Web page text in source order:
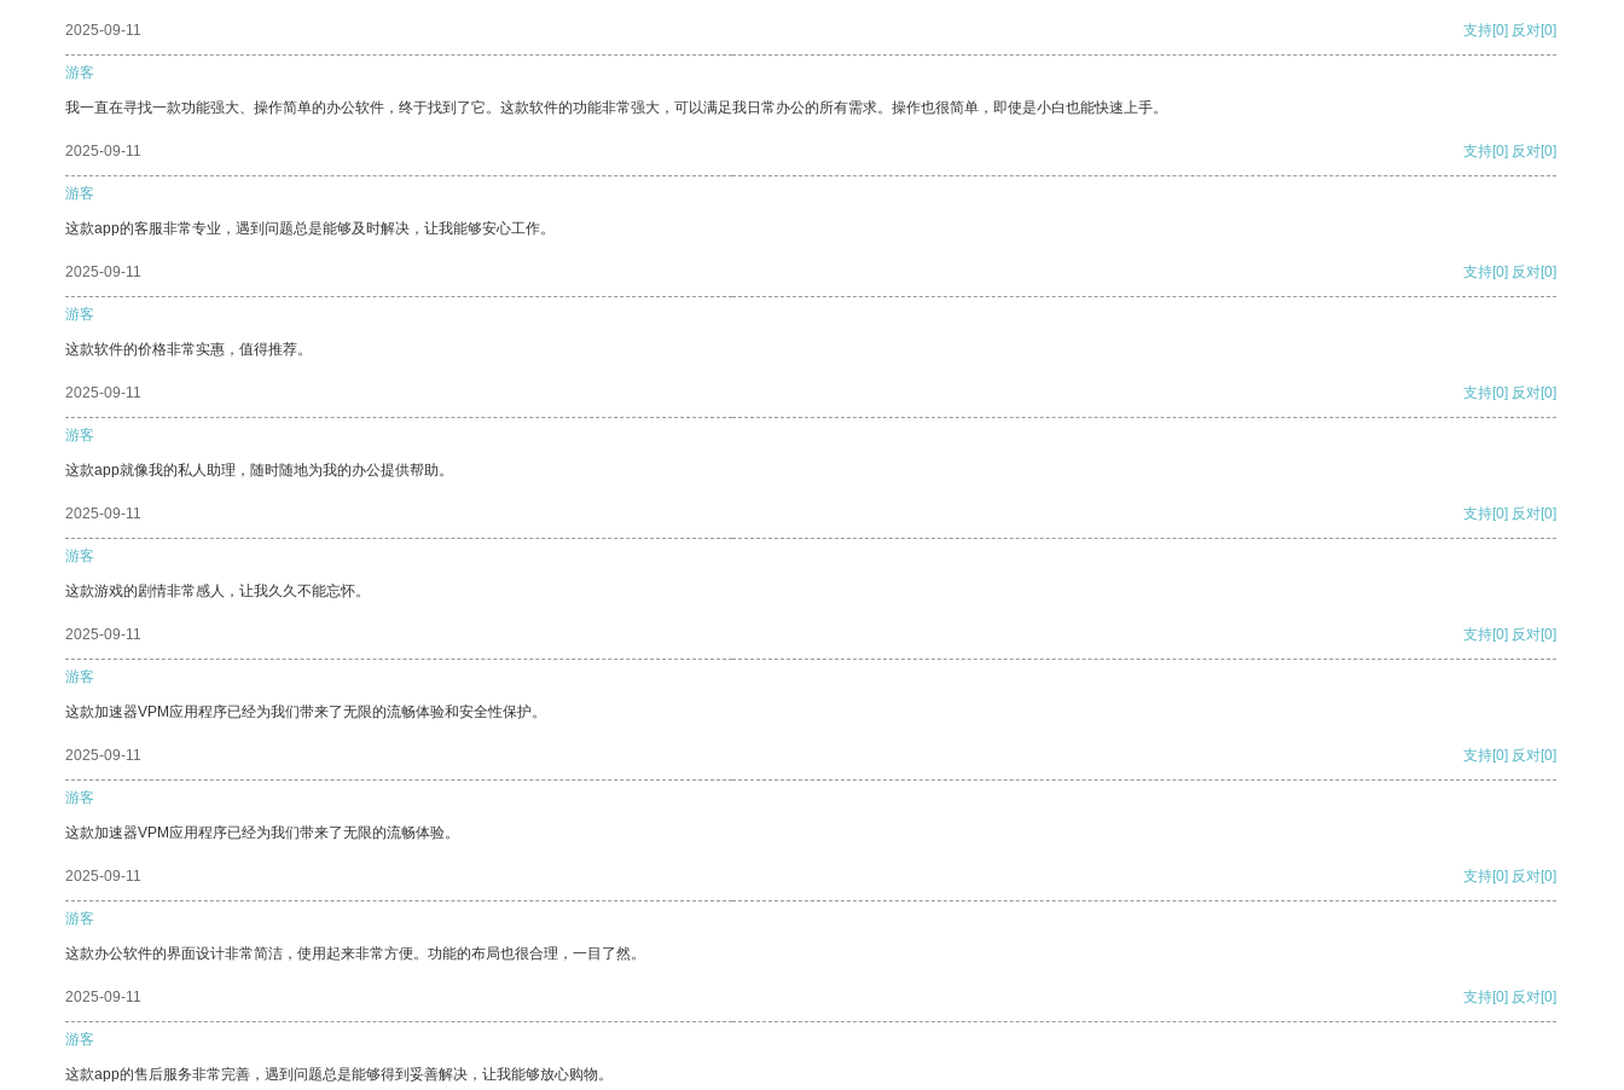
2025-09-11 支持[0] 反对[0]
游客
我一直在寻找一款功能强大、操作简单的办公软件，终于找到了它。这款软件的功能非常强大，可以满足我日常办公的所有需求。操作也很简单，即使是小白也能快速上手。
2025-09-11 支持[0] 反对[0]
游客
这款app的客服非常专业，遇到问题总是能够及时解决，让我能够安心工作。
2025-09-11 支持[0] 反对[0]
游客
这款软件的价格非常实惠，值得推荐。
2025-09-11 支持[0] 反对[0]
游客
这款app就像我的私人助理，随时随地为我的办公提供帮助。
2025-09-11 支持[0] 反对[0]
游客
这款游戏的剧情非常感人，让我久久不能忘怀。
2025-09-11 支持[0] 反对[0]
游客
这款加速器VPM应用程序已经为我们带来了无限的流畅体验和安全性保护。
2025-09-11 支持[0] 反对[0]
游客
这款加速器VPM应用程序已经为我们带来了无限的流畅体验。
2025-09-11 支持[0] 反对[0]
游客
这款办公软件的界面设计非常简洁，使用起来非常方便。功能的布局也很合理，一目了然。
2025-09-11 支持[0] 反对[0]
游客
这款app的售后服务非常完善，遇到问题总是能够得到妥善解决，让我能够放心购物。